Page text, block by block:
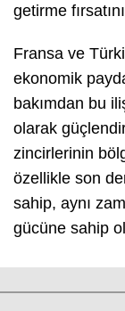
getirme
Fransa ve
ekonomik
bakımdan bu
olarak
zincirlerinin
özellikle son
sahip, aynı
gücüne sahip